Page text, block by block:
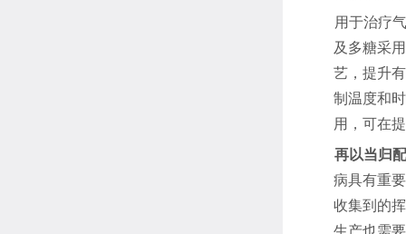
用于治疗
及多糖采
艺，提升
制温度和
用，可在
再以当归
病具有重
收集到的
生产也需